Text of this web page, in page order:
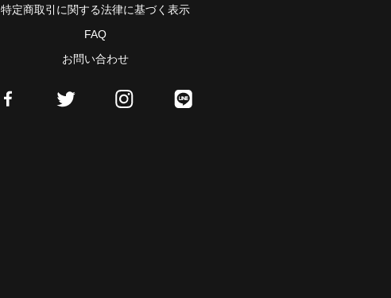
特定商取引に関する法律に基づく表示
FAQ
お問い合わせ